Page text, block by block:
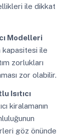
ile dikkat
Modelleri
kapasitesi ile
zorlukları
zor olabilir.
Isıtıcı
kiralamanın
göz önünde